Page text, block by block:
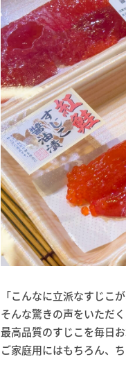
「こんなに立派なすじこ
そんな驚きの声をいただ
最高品質のすじこを毎日
ご家庭用にはもちろん、